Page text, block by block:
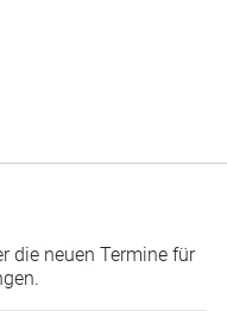
die neuen Termine für